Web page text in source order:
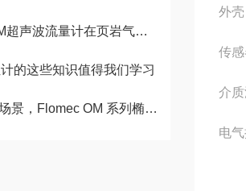
量计在页岩气开采过程中的成功应用
的这些知识值得我们学习
OM 系列椭圆齿轮流量计凭实力出圈
外
传
介
电